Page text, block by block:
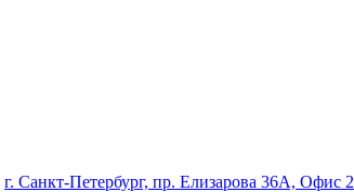
г. Санкт-Петербург, пр. Елизарова 36А, Офис